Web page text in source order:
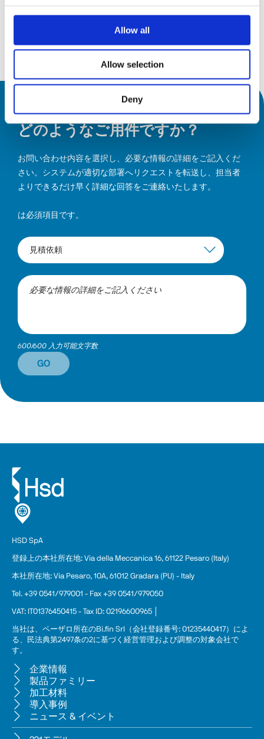
Allow all
Allow selection
Deny
どのようなご用件ですか？
お問い合わせ内容を選択し、必要な情報の詳細をご記入くだ
さい。システムが適切な部署へリクエストを転送し、担当者
よりできるだけ早く詳細な回答をご連絡いたします。
は必須項目です。
600/600 入力可能文字数
GO
HSD SpA
登録上の本社所在地: Via della Meccanica 16, 61122 Pesaro (Italy)
本社所在地: Via Pesaro, 10A, 61012 Gradara (PU) - Italy
Tel. +39 0541/979001 - Fax +39 0541/979050
VAT: IT01376450415 - Tax ID: 02196600965 │
当社は、ペーザロ所在のBi.fin Srl（会社登録番号: 01235440417）によ
る、民法典第2497条の2に基づく経営管理および調整の対象会社で
す。
企業情報
製品ファミリー
加工材料
導入事例
ニュース & イベント